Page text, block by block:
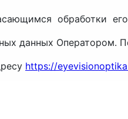
обработки
данных Оператором.
https://